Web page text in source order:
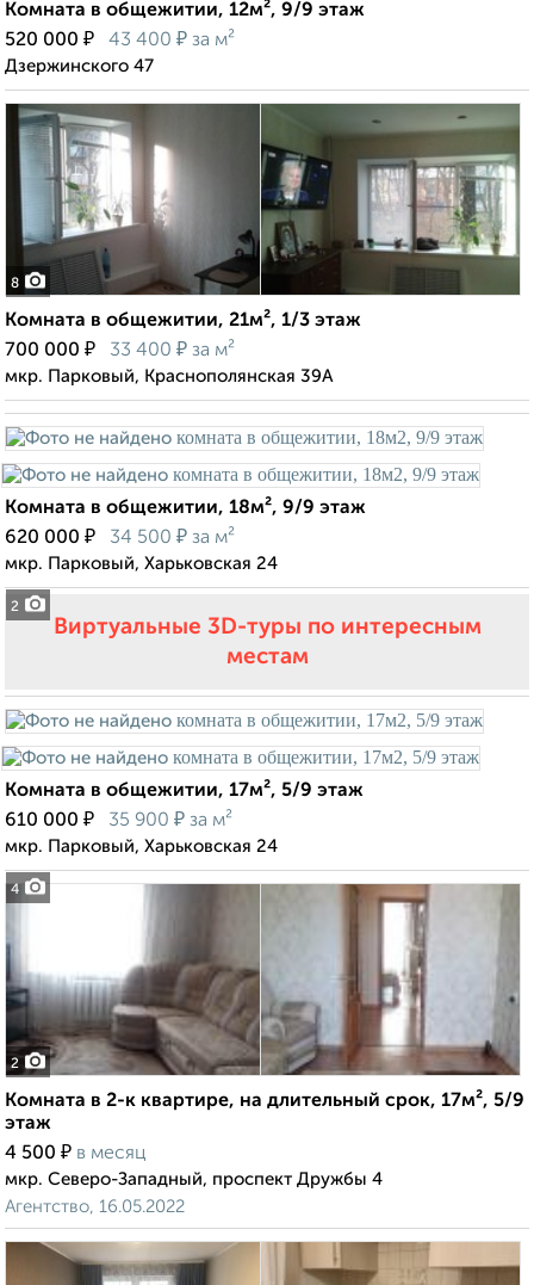
Комната в общежитии, 12м², 9/9 этаж
520 000 ₽ 43 400 ₽ за м²
Дзержинского 47
8
Комната в общежитии, 21м², 1/3 этаж
700 000 ₽ 33 400 ₽ за м²
мкр. Парковый, Краснополянская 39А
2
Комната в общежитии, 18м², 9/9 этаж
620 000 ₽ 34 500 ₽ за м²
мкр. Парковый, Харьковская 24
Виртуальные 3D-туры по интересным
местам
4
Комната в общежитии, 17м², 5/9 этаж
610 000 ₽ 35 900 ₽ за м²
мкр. Парковый, Харьковская 24
2
Комната в 2-к квартире, на длительный срок, 17м², 5/9
этаж
4 500 ₽ в месяц
мкр. Северо-Западный, проспект Дружбы 4
Агентство, 16.05.2022